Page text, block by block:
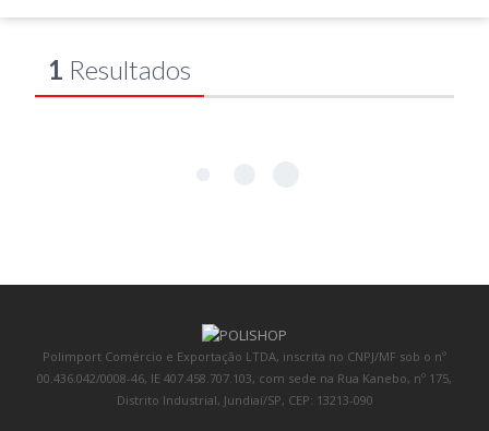
1 Resultados
Polimport Comércio e Exportação LTDA, inscrita no CNPJ/MF sob o nº
00.436.042/0008-46, IE 407.458.707.103, com sede na Rua Kanebo, nº 175,
Distrito Industrial, Jundiaí/SP, CEP: 13213-090